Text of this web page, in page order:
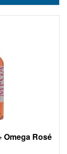
Omega Rosé